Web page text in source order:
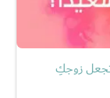
بسيطة تجعل زوجكِ